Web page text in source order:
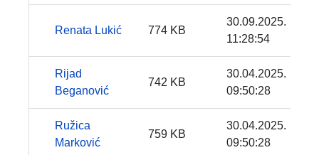
Renata Lukić 774 KB
30.09.2025.
11:28:54
Rijad
Beganović
742 KB
30.04.2025.
09:50:28
Ružica
Marković
759 KB
30.04.2025.
09:50:28